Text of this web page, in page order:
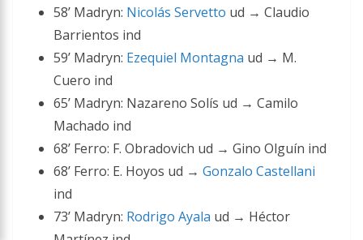
58’ Madryn: Nicolás Servetto ud → Claudio
Barrientos ind
59’ Madryn: Ezequiel Montagna ud → M.
Cuero ind
65’ Madryn: Nazareno Solís ud → Camilo
Machado ind
68’ Ferro: F. Obradovich ud → Gino Olguín ind
68’ Ferro: E. Hoyos ud → Gonzalo Castellani
ind
73’ Madryn: Rodrigo Ayala ud → Héctor